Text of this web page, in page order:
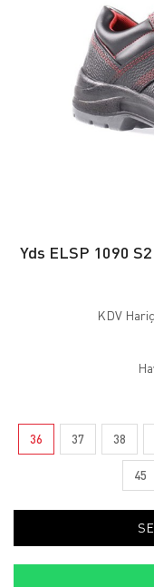
Yds ELSP 1090 S2
KDV
36 37 38
45